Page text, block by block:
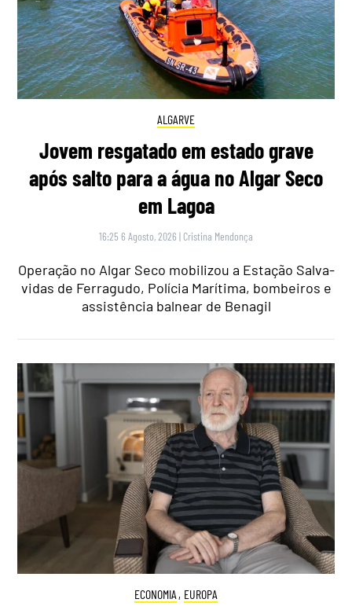
ALGARVE
Jovem resgatado em estado grave
após salto para a água no Algar Seco
em Lagoa
16:25 6 Agosto, 2026 | Cristina Mendonça
Operação no Algar Seco mobilizou a Estação Salva-
vidas de Ferragudo, Polícia Marítima, bombeiros e
assistência balnear de Benagil
ECONOMIA , EUROPA